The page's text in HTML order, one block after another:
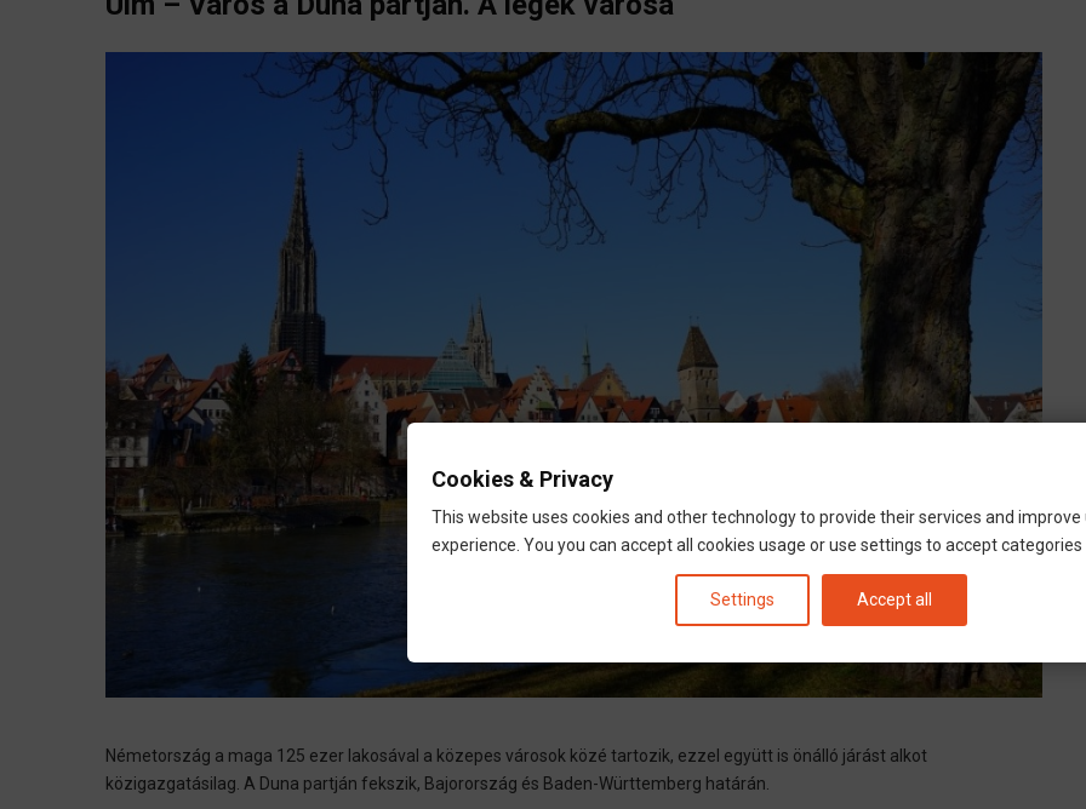
Németország a maga 125 ezer lakosával a közepes városok közé tartozik, ezzel együtt is önálló járást alkot
közigazgatásilag. A Duna partján fekszik, Bajorország és Baden-Württemberg határán.
Cookies & Privacy
This website uses cookies and other technology to provide their services and improve
experience. You you can accept all cookies usage or use settings to accept categories
Settings Accept all